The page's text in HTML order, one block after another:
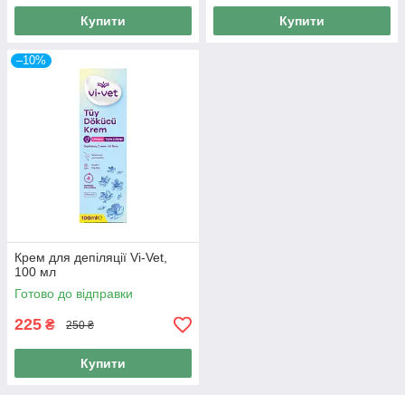
Купити Купити
–10%
Крем для депіляції Vi-Vet,
100 мл
Готово до відправки
225 ₴ 250 ₴
Купити